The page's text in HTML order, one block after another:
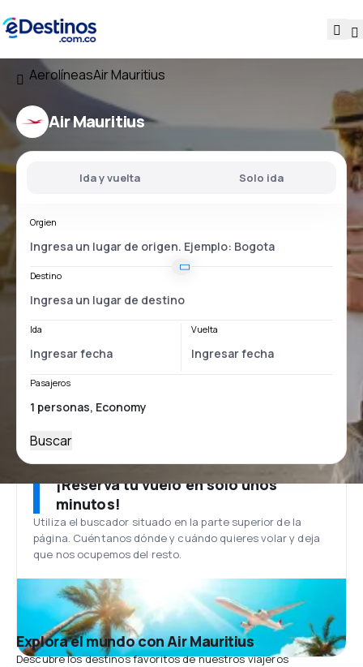
AerolíneasAir Mauritius
Air Mauritius
Ida y vuelta Solo ida
Orgien
Destino
Ida Vuelta
Pasajeros
Buscar
¡Reserva tu vuelo en solo unos
minutos!
Utiliza el buscador situado en la parte superior de la
página. Cuéntanos dónde y cuándo quieres volar y deja
que nos ocupemos del resto.
Explora el mundo con Air Mauritius
Descubre los destinos favoritos de nuestros viajeros